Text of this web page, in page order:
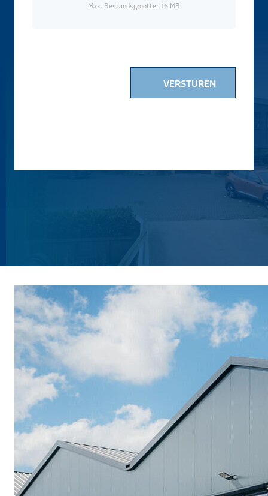
Max. Bestandsgrootte: 16 MB
VERSTUREN